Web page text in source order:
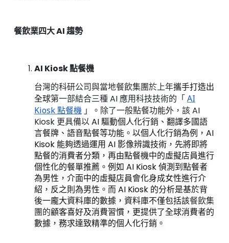
餐飲業四大 AI 趨勢
AI Kiosk 點餐機
台灣的科研公司與當地餐飲集團於上年攜手打造出
全球第一部結合三種 AI 應用科技技術的 「AI
Kiosk 點餐機」
。除了一般點餐功能外，該 AI
Kiosk 更具備以AI 驅動個人化行銷、翻譯多國語
言餐牌、語音點餐等功能。以個人化行銷為例，AI
Kisok 能夠透過運用 AI 影像辨識技術，先將即將
點餐的消費者分類，再由點餐機中的虛擬店員進行
個性化的餐單推薦。例如 AI Kiosk 偵測到點餐者
為男性，介面中的虛擬店員會化身成女性進行介
紹，反之則為男性。而 AI Kiosk 的分析是基於背
後一龐大資料庫的數據，資料庫不僅包括該餐飲集
團的顧客喜好及消費習慣，更提供了全球消費者的
數據，務求達致精準的個人化行銷。